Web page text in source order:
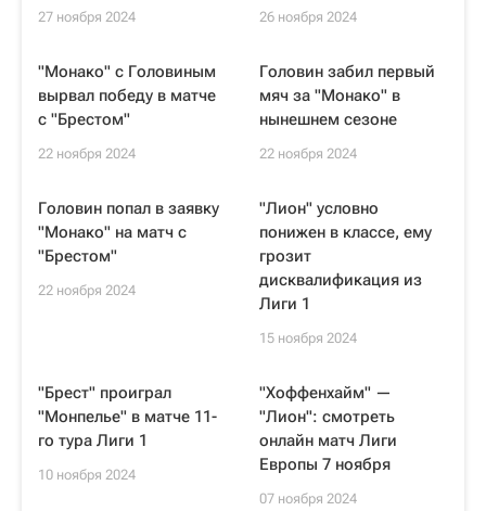
27 ноября 2024 26 ноября 2024
"Монако" с Головиным
вырвал победу в матче
с "Брестом"
22 ноября 2024
Головин забил первый
мяч за "Монако" в
нынешнем сезоне
22 ноября 2024
Головин попал в заявку
"Монако" на матч с
"Брестом"
22 ноября 2024
"Лион" условно
понижен в классе, ему
грозит
дисквалификация из
Лиги 1
15 ноября 2024
"Брест" проиграл
"Монпелье" в матче 11-
го тура Лиги 1
10 ноября 2024
"Хоффенхайм" —
"Лион": смотреть
онлайн матч Лиги
Европы 7 ноября
07 ноября 2024